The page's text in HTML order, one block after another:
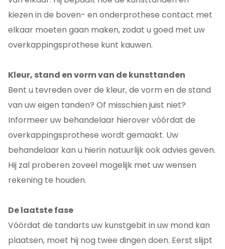
kiezen in de boven- en onderprothese contact met
elkaar moeten gaan maken, zodat u goed met uw
overkappingsprothese kunt kauwen.
Kleur, stand en vorm van de kunsttanden
Bent u tevreden over de kleur, de vorm en de stand
van uw eigen tanden? Of misschien juist niet?
Informeer uw behandelaar hierover vóórdat de
overkappingsprothese wordt gemaakt. Uw
behandelaar kan u hierin natuurlijk ook advies geven.
Hij zal proberen zoveel mogelijk met uw wensen
rekening te houden.
De laatste fase
Vóórdat de tandarts uw kunstgebit in uw mond kan
plaatsen, moet hij nog twee dingen doen. Eerst slijpt